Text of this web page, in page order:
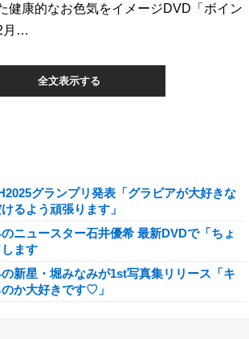
健康的なお色気をイメージDVD「ボイン
月…
全文表示する
グランプリ発表「グラビアが大好きな
るよう頑張ります」
のニュースター石井優希 最新DVDで「ちょ
ます
の新星・堀みなみが1st写真集リリース「キ
か大好きです♡」